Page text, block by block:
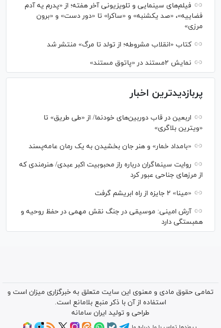
فیلم‌های سینمایی و تلویزیونی آخر هفته؛ از «پدرم یه آدم
فضاییه»، «صد یکشنبه» و «ساکرا» تا «دور دست» و «برون
مرزی»
کتاب «انقلاب مشروطه؛ از تولد تا مرگ» منتشر شد
نمایش ۲مستند در «پاتوق مستند»
پربازدیدترین اخبار
اربعین در قاب دوربین‌های خودنما/ از «طی طریق» تا
«ویترین بلاگری»
«بامداد خمار» و هنر جان بخشیدن به یک رمان عامه‌پسند
روایت سینماگران درباره راز محبوبیت اکبر عبدی/ هنرمندی که
از مرزهای جناحی عبور کرد
«مینا» ۲ جایزه از راه ابریشم گرفت
آرش امینی: موسیقی در جنگ نقش مهمی در حفظ روحیه و
همبستگی دارد
تمامی حقوق مادی و معنوی این سایت متعلق به خبرگزاری میزان است و
استفاده از آن با ذکر منبع بلامانع است.
طراحی و تولید ایران سامانه